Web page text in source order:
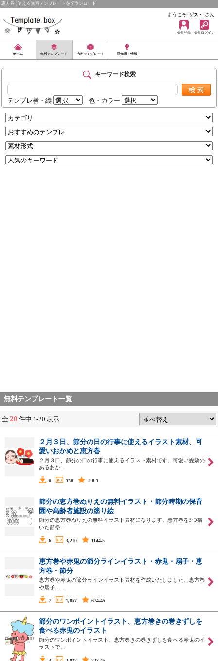
恵方巻 | 使える無料テンプレートをダウンロード
ようこそ ゲスト さん
会員登録 会員ログイン
ホーム 無料テンプレート 有料テンプレート 豆知識・情報
キーワード検索
テンプレ横・縦 色・カラー
無料テンプレート一覧
全 20 件中 1-20 表示
２月３日、節分の日の行事に使えるイラスト素材、可
愛いおかめと恵方巻
２月３日、節分の日の行事に使えるイラスト素材です。可愛い愛嬌の
あるおか…
0 338 118.3
節分の恵方巻ぬりえの無料イラスト・節分時期の保育
園や高齢者施設の塗り絵
節分の恵方巻ぬりえの無料イラスト素材になります。恵方巻を3つ描
いた節塗…
6 3,210 1144.5
恵方巻や赤鬼の節分ラインイラスト・赤鬼・扇子・恵
方巻・節分
恵方巻や赤鬼の節分ラインイラスト素材を作成いたしました。恵方巻
や扇子、…
7 1,857 674.45
節分のワンポイントイラスト、恵方巻きの巻きずしを
食べる赤鬼のイラスト
節分のワンポイントイラスト、恵方巻きの巻きずしを食べる赤鬼のイ
ラストで…